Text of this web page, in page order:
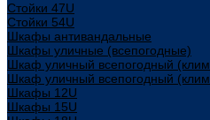
Стойки 47U
Стойки 54U
Шкафы антивандальные
Шкафы уличные (всепогодные)
Шкаф уличный всепогодный
Шкаф уличный всепогодный
Шкафы 12U
Шкафы 15U